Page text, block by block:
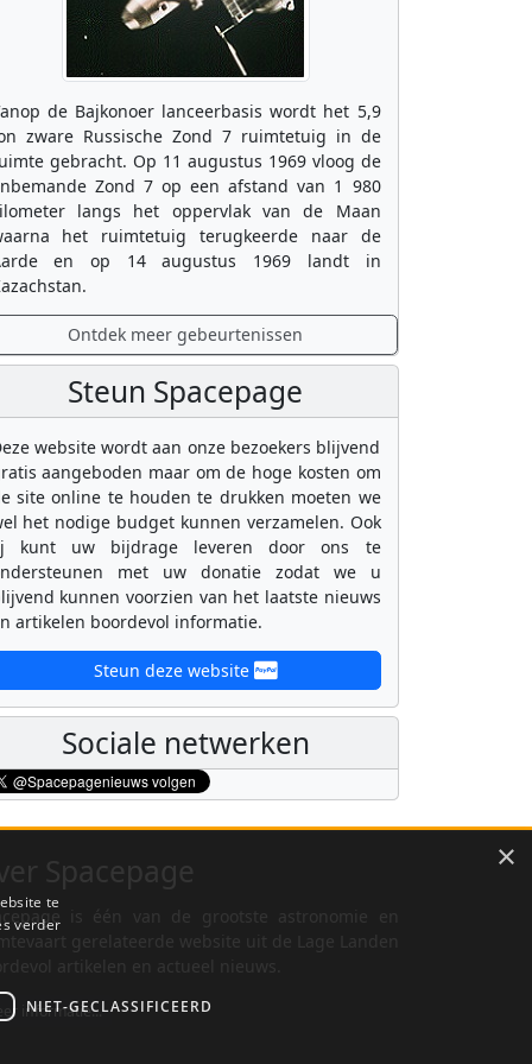
de Bajkonoer lanceerbasis wordt het 5,9
zware Russische Zond 7 ruimtetuig in de
gebracht. Op 11 augustus 1969 vloog de
Zond 7 op een afstand van 1 980
langs het oppervlak van de Maan
het ruimtetuig terugkeerde naar de
en op 14 augustus 1969 landt in
Ontdek meer gebeurtenissen
Steun Spacepage
website wordt aan onze bezoekers blijvend
aangeboden maar om de hoge kosten om
site online te houden te drukken moeten we
het nodige budget kunnen verzamelen. Ook
kunt uw bijdrage leveren door ons te
met uw donatie zodat we u
kunnen voorzien van het laatste nieuws
artikelen boordevol informatie.
Steun deze website
Sociale netwerken
is één van de grootste astronomie en
informatie...
×
te
verder
NIET-GECLASSIFICEERD